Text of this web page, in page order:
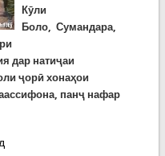
Кӯли
Боло, Сумандара,
дар натиҷаи
ҷорӣ хонаҳои
панҷ нафар
дар ноҳияҳои Рашту